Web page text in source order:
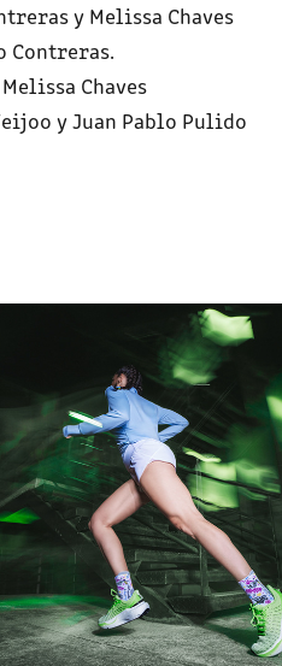
y Melissa Chaves
Contreras.
Chaves
y Juan Pablo Pulido
UNDER ARMOUR    INFINITE
ELITE